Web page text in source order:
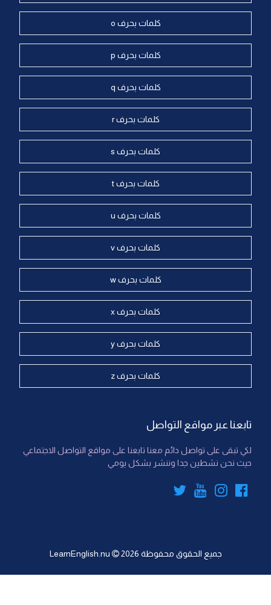
كلمات بحرف o
كلمات بحرف p
كلمات بحرف q
كلمات بحرف r
كلمات بحرف s
كلمات بحرف t
كلمات بحرف u
كلمات بحرف v
كلمات بحرف w
كلمات بحرف x
كلمات بحرف y
كلمات بحرف z
تابعنا عبر مواقع التواصل
لكي تبقى على تواصل دائم معنا تابعنا على مواقع التواصل الاجتماعي
حيث نحن نشطين جدا وننشر بشكل يومي
جميع الحقوق محفوظة LearnEnglish.nu 2026